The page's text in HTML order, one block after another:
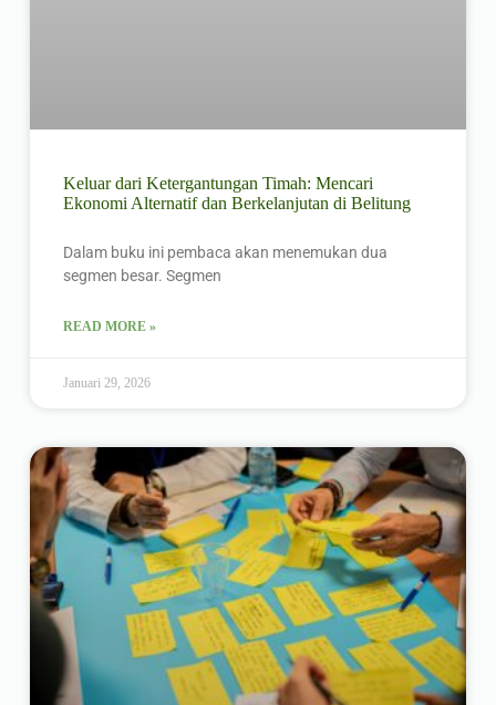
Keluar dari Ketergantungan Timah: Mencari
Ekonomi Alternatif dan Berkelanjutan di Belitung
Dalam buku ini pembaca akan menemukan dua
segmen besar. Segmen
READ MORE »
Januari 29, 2026